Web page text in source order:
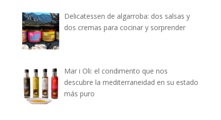
Delicatessen de algarroba: dos salsas y
dos cremas para cocinar y sorprender
Mar i Oli: el condimento que nos
descubre la mediterraneidad en su estado
más puro